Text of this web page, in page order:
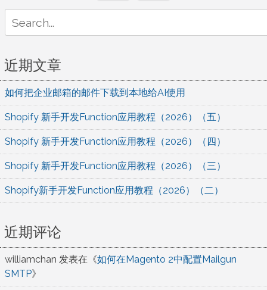
航
for:
近期文章
如何把企业邮箱的邮件下载到本地给AI使用
Shopify 新手开发Function应用教程（2026）（五）
Shopify 新手开发Function应用教程（2026）（四）
Shopify 新手开发Function应用教程（2026）（三）
Shopify新手开发Function应用教程（2026）（二）
近期评论
williamchan 发表在《如何在Magento 2中配置Mailgun
SMTP》